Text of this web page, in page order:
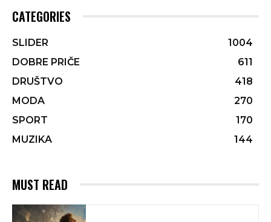
CATEGORIES
SLIDER
1004
DOBRE PRIČE
611
DRUŠTVO
418
MODA
270
SPORT
170
MUZIKA
144
MUST READ